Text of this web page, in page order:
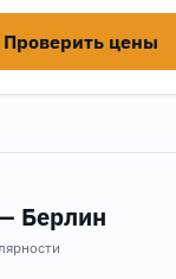
Проверить цены
Берлин